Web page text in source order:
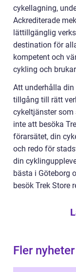
cykellagning,
Ackrediterade
lättillgänglig
destination för
kompetent och
cykling och
Att underhålla din
tillgång till rätt
cykeltjänster
inte att besöka
förarsätet, din
och redo för
din
bästa i Göteborg
besök Trek Store
Fler nyheter